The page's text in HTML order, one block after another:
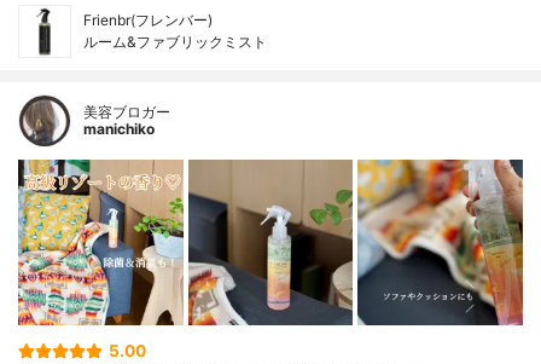
Frienbr(フレンバー)
ルーム&ファブリックミスト
美容ブロガー
manichiko
5.00